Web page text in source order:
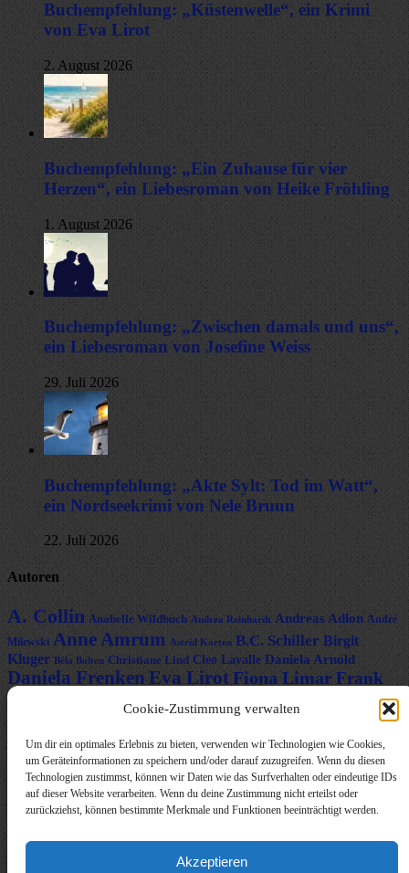
Cookie-Zustimmung verwalten
Um dir ein optimales Erlebnis zu bieten, verwenden wir Technologien wie Cookies,
um Geräteinformationen zu speichern und/oder darauf zuzugreifen. Wenn du diesen
Technologien zustimmst, können wir Daten wie das Surfverhalten oder eindeutige IDs
auf dieser Website verarbeiten. Wenn du deine Zustimmung nicht erteilst oder
zurückziehst, können bestimmte Merkmale und Funktionen beeinträchtigt werden.
Akzeptieren
Buchempfehlung: „Küstenwelle“, ein Krimi
von Eva Lirot
2. August 2026
Buchempfehlung: „Ein Zuhause für vier
Herzen“, ein Liebesroman von Heike Fröhling
1. August 2026
Buchempfehlung: „Zwischen damals und uns“,
ein Liebesroman von Josefine Weiss
29. Juli 2026
Buchempfehlung: „Akte Sylt: Tod im Watt“,
ein Nordseekrimi von Nele Bruun
22. Juli 2026
Autoren
A. Collin Anabelle Wildbuch Andrea Reinhardt Andreas Adlon André
Milewski Anne Amrum Astrid Korten B.C. Schiller Birgit
Kluger Béla Bolten Christiane Lind Cleo Lavalle Daniela Arnold
Daniela Frenken Eva LirotFiona LimarFrank
Fabian
Greta Schneider Gunnar Schwarz
Josefine Weiss Karolyn Ciseau Leander Rose Leonie
Haubrich Lilly Labord Livia Pipes Malin Blunk Marcus
Hünnebeck Martin Krist Melisa Schwermer Nele Bruun
Nika Lubitsch
Rose Snow Roxann Hill
Subina Giuletti